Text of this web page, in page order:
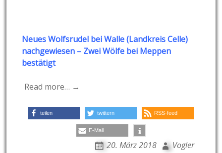
Neues Wolfsrudel bei Walle (Landkreis Celle)
nachgewiesen – Zwei Wölfe bei Meppen
bestätigt
Read more… →
teilen twittern RSS-feed
E-Mail
20. März 2018 Vogler